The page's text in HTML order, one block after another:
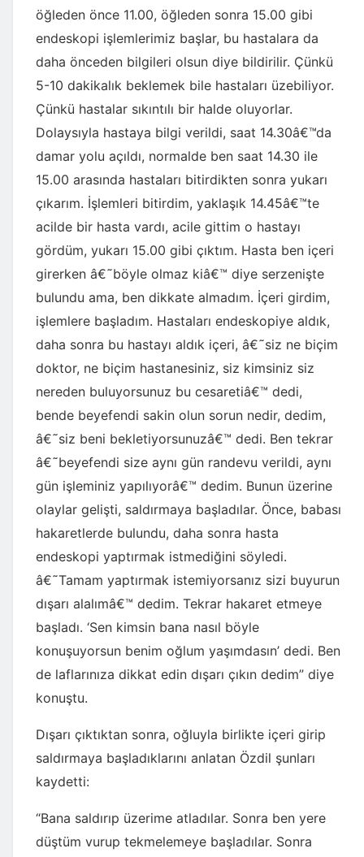
öğleden önce 11.00, öğleden sonra 15.00 gibi
endeskopi işlemlerimiz başlar, bu hastalara da
daha önceden bilgileri olsun diye bildirilir. Çünkü
5-10 dakikalık beklemek bile hastaları üzebiliyor.
Çünkü hastalar sıkıntılı bir halde oluyorlar.
Dolaysıyla hastaya bilgi verildi, saat 14.30â€™da
damar yolu açıldı, normalde ben saat 14.30 ile
15.00 arasında hastaları bitirdikten sonra yukarı
çıkarım. İşlemleri bitirdim, yaklaşık 14.45â€™te
acilde bir hasta vardı, acile gittim o hastayı
gördüm, yukarı 15.00 gibi çıktım. Hasta ben içeri
girerken â€˜böyle olmaz kiâ€™ diye serzenişte
bulundu ama, ben dikkate almadım. İçeri girdim,
işlemlere başladım. Hastaları endeskopiye aldık,
daha sonra bu hastayı aldık içeri, â€˜siz ne biçim
doktor, ne biçim hastanesiniz, siz kimsiniz siz
nereden buluyorsunuz bu cesaretiâ€™ dedi,
bende beyefendi sakin olun sorun nedir, dedim,
â€˜siz beni bekletiyorsunuzâ€™ dedi. Ben tekrar
â€˜beyefendi size aynı gün randevu verildi, aynı
gün işleminiz yapılıyorâ€™ dedim. Bunun üzerine
olaylar gelişti, saldırmaya başladılar. Önce, babası
hakaretlerde bulundu, daha sonra hasta
endeskopi yaptırmak istmediğini söyledi.
â€˜Tamam yaptırmak istemiyorsanız sizi buyurun
dışarı alalımâ€™ dedim. Tekrar hakaret etmeye
başladı. ‘Sen kimsin bana nasıl böyle
konuşuyorsun benim oğlum yaşımdasın’ dedi. Ben
de laflarınıza dikkat edin dışarı çıkın dedim” diye
konuştu.
Dışarı çıktıktan sonra, oğluyla birlikte içeri girip
saldırmaya başladıklarını anlatan Özdil şunları
kaydetti:
“Bana saldırıp üzerime atladılar. Sonra ben yere
düştüm vurup tekmelemeye başladılar. Sonra